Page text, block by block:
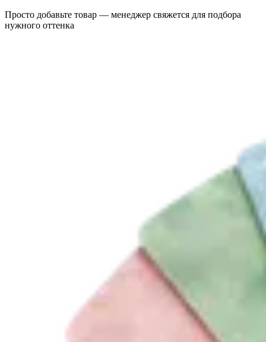
Просто добавьте товар — менеджер свяжется для подбора
нужного оттенка